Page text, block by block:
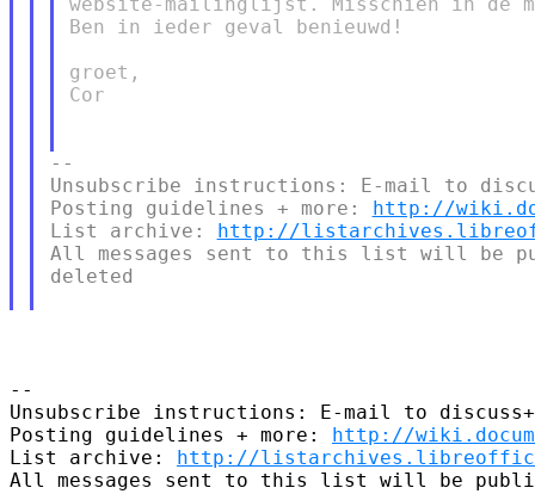
Ben in ieder geval benieuwd!
groet,
Cor
--
Unsubscribe instructions: E-mail to
Posting guidelines + more: http://
List archive: http://
All messages sent to this list will be
deleted
--
Unsubscribe instructions: E-mail to
Posting guidelines + more: http://
List archive: http://